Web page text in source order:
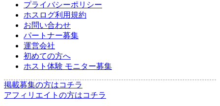
プライバシーポリシー
ホスログ利用規約
お問い合わせ
パートナー募集
運営会社
初めての方へ
ホスト体験 モニター募集
掲載募集の方はコチラ
アフィリエイトの方はコチラ